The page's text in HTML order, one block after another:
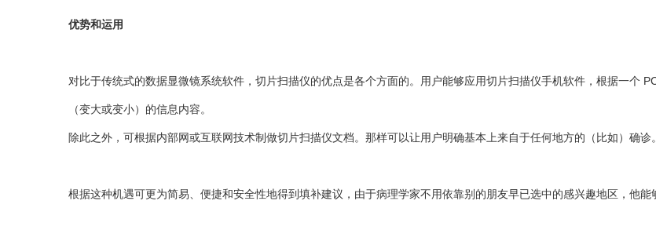
优势和运用
对比于传统式的数据显微镜系统软件，切片扫描仪的优点是各个方面的。用户能够应用切片扫描仪手机软件，根据一个
（变大或变小）的信息内容。
除此之外，可根据内部网或互联网技术制做切片扫描仪文档。那样可以让用户明确基本上来自于任何地方的（比如）确诊。
根据这种机遇可更为简易、便捷和安全性地得到填补建议，由于病理学家不用依靠别的朋友早已选中的感兴趣地区，他